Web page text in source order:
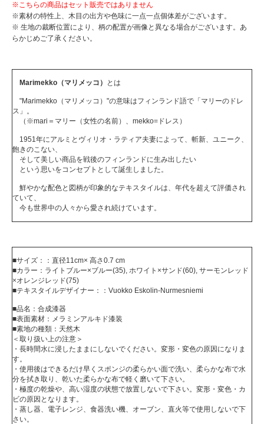
※こちらの商品はセット販売ではありません
※素材の特性上、木目の出方や色味に一点一点個体差がございます。
※ 生地の裁断位置により、柄の配置が画像と異なる場合がございます。あ
らかじめご了承ください。
Marimekko（マリメッコ） とは
"Marimekko（マリメッコ）"の意味はフィンランド語で「マリーのドレ
ス」。
（※mari＝マリー（女性の名前）、mekko=ドレス）
1951年にアルミとヴィリオ・ラティア夫妻によって、斬新、ユニーク、
飽きのこない、
そして美しい商品を戦後のフィンランドに生み出したい
という思いをコンセプトとして誕生しました。
鮮やかな配色と図柄が印象的なテキスタイルは、年代を超えて評価され
ていて、
今も世界中の人々から愛され続けています。
■サイズ：：直径11cm× 高さ0.7 cm
■カラー：ライトブルー×ブルー(35), ホワイト×サンド(60), サーモンレッド
×オレンジレッド(75)
■テキスタイルデザイナー：：Vuokko Eskolin-Nurmesniemi
■品名：合成漆器
■表面素材：メラミンアルキド漆装
■素地の種類：天然木
＜取り扱い上の注意＞
・長時間水に浸したままにしないでください。変形・変色の原因になりま
す。
・使用後はできるだけ早くスポンジの柔らかい面で洗い、柔らかな布で水
分を拭き取り、乾いた柔らかな布で軽く磨いて下さい。
・極度の乾燥や、高い湿度の状態で放置しないで下さい。変形・変色・カ
ビの原因となります。
・蒸し器、電子レンジ、食器洗い機、オーブン、直火等で使用しないで下
さい。